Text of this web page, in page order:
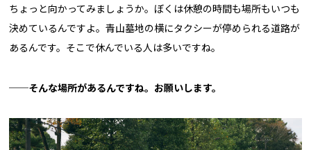
ちょっと向かってみましょうか。ぼくは休憩の時間も場所もいつも
決めているんですよ。青山墓地の横にタクシーが停められる道路が
あるんです。そこで休んでいる人は多いですね。
──そんな場所があるんですね。お願いします。